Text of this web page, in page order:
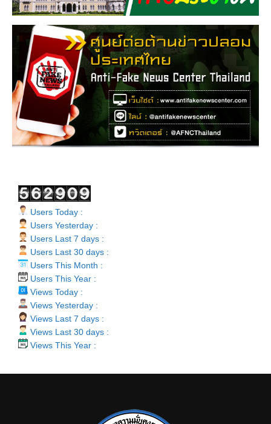
Users Today :
Users Yesterday :
Users Last 7 days :
Users Last 30 days :
Users This Month :
Users This Year :
Views Today :
Views Yesterday :
Views Last 7 days :
Views Last 30 days :
Views This Year :